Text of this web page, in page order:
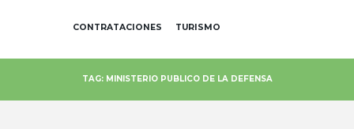
CONTRATACIONES TURISMO
TAG: MINISTERIO PUBLICO DE LA DEFENSA